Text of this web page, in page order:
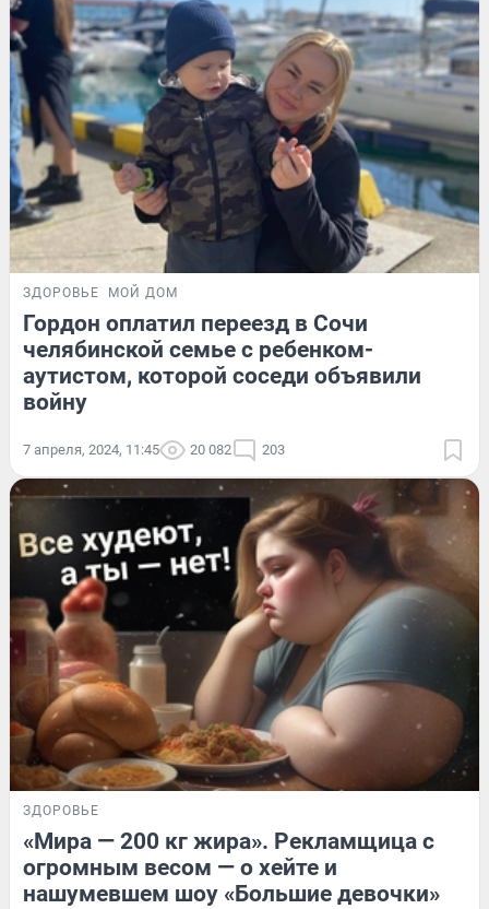
ЗДОРОВЬЕ МОЙ ДОМ
Гордон оплатил переезд в Сочи
челябинской семье с ребенком-
аутистом, которой соседи объявили
войну
7 апреля, 2024, 11:45 20 082 203
ЗДОРОВЬЕ
«Мира — 200 кг жира». Рекламщица с
огромным весом — о хейте и
нашумевшем шоу «Большие девочки»